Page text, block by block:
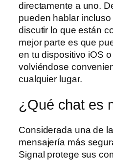
directamente a uno.
pueden hablar
discutir lo que están
mejor parte es que
en tu dispositivo iOS
volviéndose
cualquier lugar.
¿Qué chat es
Considerada una de
mensajería más
Signal protege sus